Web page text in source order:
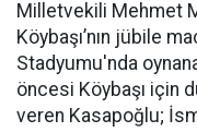
Milletvekili Mehmet
Köybaşı’nın jübile
Stadyumu'nda
öncesi Köybaşı için
veren Kasapoğlu;